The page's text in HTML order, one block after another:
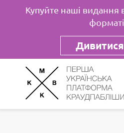
Купуйте наші видання
Дивитися